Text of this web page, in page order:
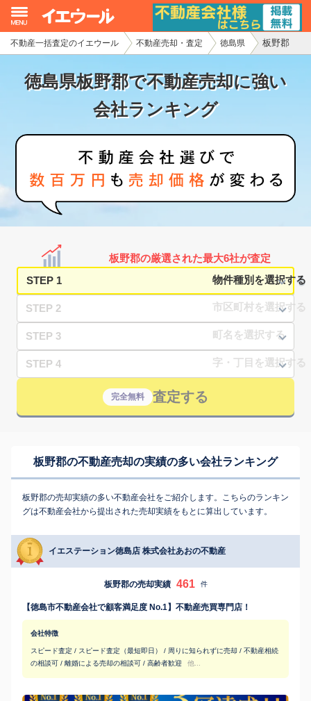
不動産一括査定のイエウール 不動産売却・査定 徳島県 板野郡
徳島県板野郡で不動産売却に強い
会社ランキング
板野郡の厳選された最大6社が査定
STEP 1
STEP 2
STEP 3
STEP 4
完全無料 査定する
板野郡の不動産売却の実績の多い会社ランキング
板野郡の売却実績の多い不動産会社をご紹介します。こちらのランキン
グは不動産会社から提出された売却実績をもとに算出しています。
イエステーション徳島店 株式会社あおの不動産
板野郡の売却実績 461 件
【徳島市不動産会社で顧客満足度 No.1】不動産売買専門店！
会社特徴
スピード査定 / スピード査定（最短即日） / 周りに知られずに売却 / 不動産相続
の相談可 / 離婚による売却の相談可 / 高齢者歓迎
他...
イエウール加盟希望の不動産会社様
初めての方へ
不動産の売却・一括査定
家査定シミュレーター
お問い合わせ